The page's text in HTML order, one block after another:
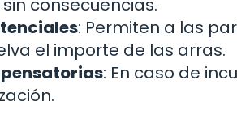
consecuencias.
: Permiten a las
el importe de las arras.
: En caso de